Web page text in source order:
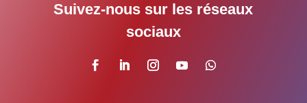
Suivez-nous sur les réseaux
sociaux